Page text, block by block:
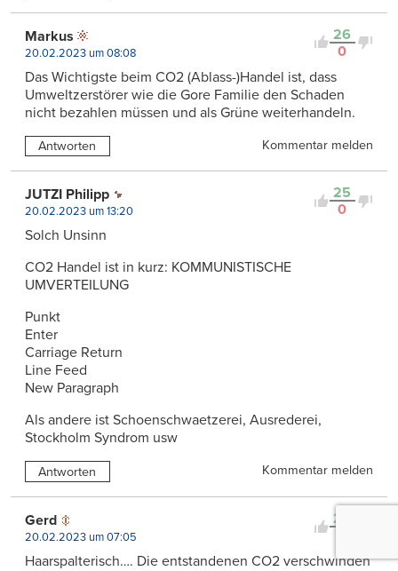
26
0
Markus
20.02.2023 um 08:08
Das Wichtigste beim CO2 (Ablass-)Handel ist, dass
Umweltzerstörer wie die Gore Familie den Schaden
nicht bezahlen müssen und als Grüne weiterhandeln.
Antworten Kommentar melden
25
0
JUTZI Philipp
20.02.2023 um 13:20
Solch Unsinn
CO2 Handel ist in kurz: KOMMUNISTISCHE
UMVERTEILUNG
Punkt
Enter
Carriage Return
Line Feed
New Paragraph
Als andere ist Schoenschwaetzerei, Ausrederei,
Stockholm Syndrom usw
Antworten Kommentar melden
25
Gerd
20.02.2023 um 07:05
Haarspalterisch…. Die entstandenen CO2 verschwinden